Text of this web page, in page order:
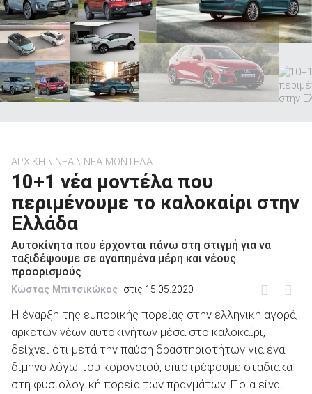
βρες το!
Καινούρια
ΑΝΑΖΗΤΗΣΗ
Μεταχειρισμένα
Επιχειρήσεις
ΑΡΧΙΚΗ ΝΕΑ ΝΕΑ ΜΟΝΤΕΛΑ
10+1 νέα μοντέλα που
περιμένουμε το καλοκαίρι στην
Ελλάδα
Αυτοκίνητα που έρχονται πάνω στη στιγμή για να
ταξιδέψουμε σε αγαπημένα μέρη και νέους
προορισμούς
- -
Κώστας Μπιτσικώκος στις 15.05.2020
Η έναρξη της εμπορικής πορείας στην ελληνική αγορά,
αρκετών νέων αυτοκινήτων μέσα στο καλοκαίρι,
δείχνει ότι μετά την παύση δραστηριοτήτων για ένα
δίμηνο λόγω του κορονοϊού, επιστρέφουμε σταδιακά
στη φυσιολογική πορεία των πραγμάτων. Ποια είναι